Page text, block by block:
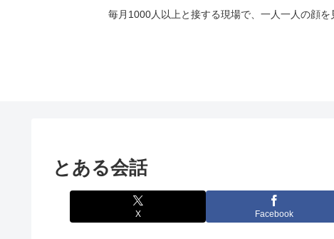
毎月1000人以上と接する現場で、一人一人の顔
とある会話
X Facebook